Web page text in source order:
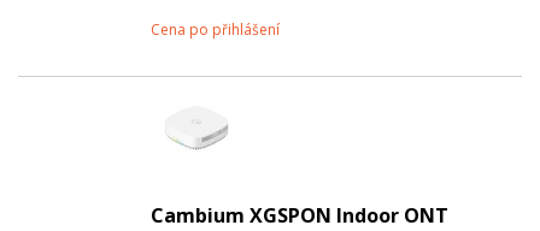
Cena po přihlášení
Cambium XGSPON Indoor ONT